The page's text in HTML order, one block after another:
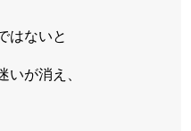
はないと
いが消え、